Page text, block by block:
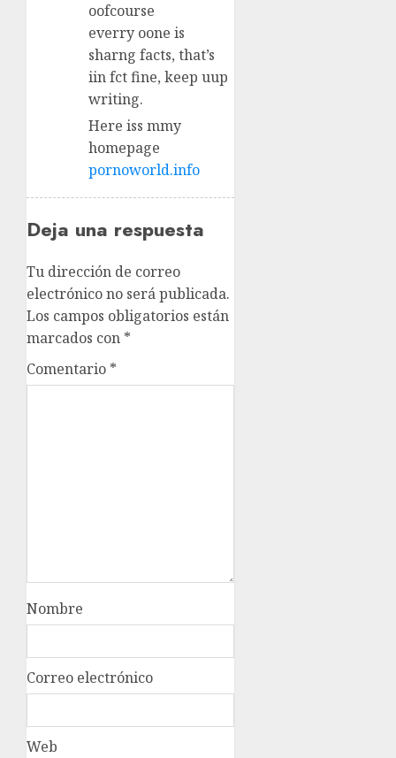
oofcourse
everry oone is
sharng facts, that’s
iin fct fine, keep uup
writing.
Here iss mmy
homepage
pornoworld.info
Deja una respuesta
Tu dirección de correo
electrónico no será publicada.
Los campos obligatorios están
marcados con *
Comentario *
Nombre
Correo electrónico
Web